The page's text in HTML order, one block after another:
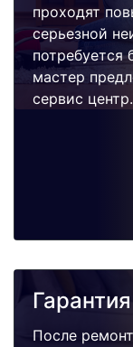
проходят
серьезной
мастер
сервис центр.
После